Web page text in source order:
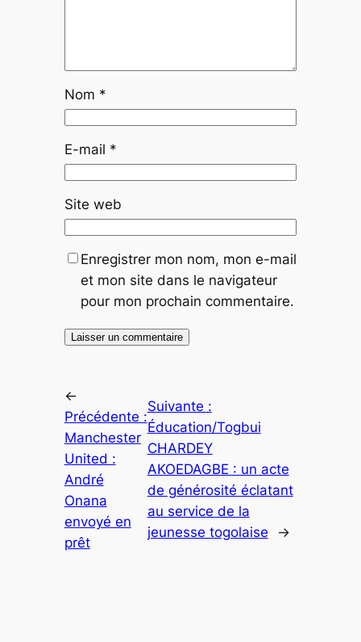
Nom *
E-mail *
Site web
Enregistrer mon nom, mon e-mail
et mon site dans le navigateur
pour mon prochain commentaire.
←
Précédente :
Manchester
United :
André
Onana
envoyé en
prêt
Suivante :
Éducation/Togbui
CHARDEY
AKOEDAGBE : un acte
de générosité éclatant
au service de la
jeunesse togolaise
→